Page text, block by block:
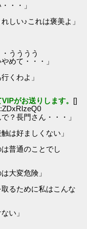
・・」
しい♪これは褒美よ」
うううう
めて・・・」
くわよ」
がお送りします。 []
？長門さん・・・」
は好ましくない」
普通のことでし
大変危険」
るために私はこんな
い」